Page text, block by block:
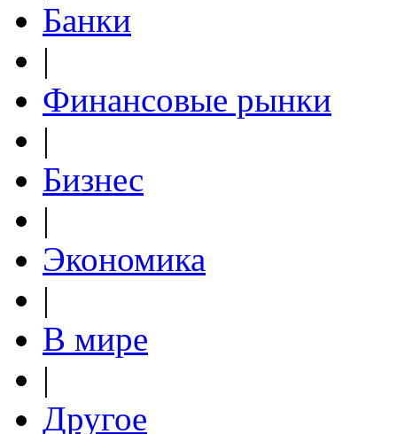
Банки
|
Финансовые рынки
|
Бизнес
|
Экономика
|
В мире
|
Другое